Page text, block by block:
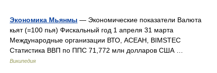
Экономика Мьянмы — Экономические показатели Валюта
кьят (=100 пья) Фискальный год 1 апреля 31 марта
Международные организации ВТО, АСЕАН, BIMSTEC
Статистика ВВП по ППС 71,772 млн долларов США …
Википедия